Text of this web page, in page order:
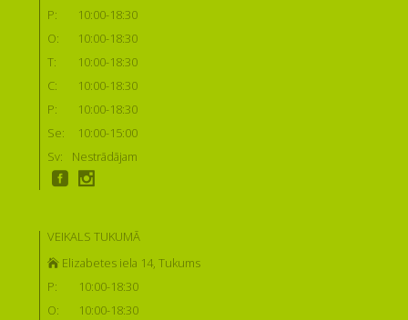
P:
10:00-18:30
O:
10:00-18:30
T:
10:00-18:30
C:
10:00-18:30
P:
10:00-18:30
Se:
10:00-15:00
Sv:
Nestrādājam
VEIKALS TUKUMĀ
Elizabetes iela 14, Tukums
P:
10:00-18:30
O:
10:00-18:30